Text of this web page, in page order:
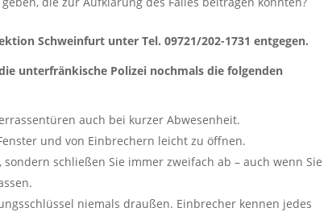
Schweinfurt unter Tel. 09721/202-1731 entgegen.
unterfränkische Polizei nochmals die folgenden
auch bei kurzer Abwesenheit.
und von Einbrechern leicht zu öffnen.
schließen Sie immer zweifach ab – auch wenn Sie
niemals draußen. Einbrecher kennen jedes